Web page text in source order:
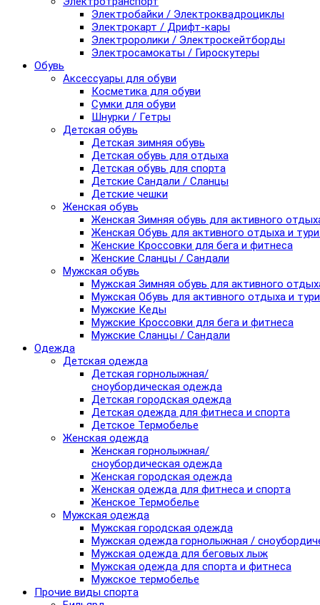
Электробайки / Электроквадроциклы
Электрокарт / Дрифт-кары
Электроролики / Электроскейтборды
Электросамокаты / Гироскутеры
Обувь
Аксессуары для обуви
Косметика для обуви
Сумки для обуви
Шнурки / Гетры
Детская обувь
Детская зимняя обувь
Детская обувь для отдыха
Детская обувь для спорта
Детские Сандали / Сланцы
Детские чешки
Женская обувь
Женская Зимняя обувь для активного
Женская Обувь для активного отдыха и
Женские Кроссовки для бега и фитнеса
Женские Сланцы / Сандали
Мужская обувь
Мужская Зимняя обувь для активного
Мужская Обувь для активного отдыха и
Мужские Кеды
Мужские Кроссовки для бега и фитнеса
Мужские Сланцы / Сандали
Одежда
Детская одежда
Детская горнолыжная/
сноубордическая одежда
Детская городская одежда
Детская одежда для фитнеса и спорта
Детское Термобелье
Женская одежда
Женская горнолыжная/
сноубордическая одежда
Женская городская одежда
Женская одежда для фитнеса и спорта
Женское Термобелье
Мужская одежда
Мужская городская одежда
Мужская одежда горнолыжная /
Мужская одежда для беговых лыж
Мужская одежда для спорта и фитнеса
Мужское термобелье
Прочие виды спорта